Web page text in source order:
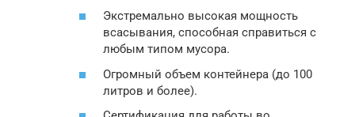
Экстремально высокая мощность
всасывания, способная справиться с
любым типом мусора.
Огромный объем контейнера (до 100
литров и более).